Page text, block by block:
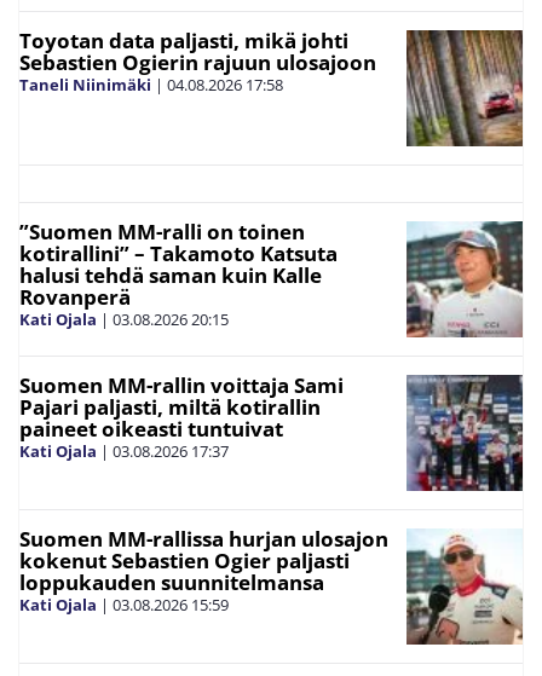
Toyotan data paljasti, mikä johti
Sebastien Ogierin rajuun ulosajoon
Taneli Niinimäki | 04.08.2026 17:58
”Suomen MM-ralli on toinen
kotirallini” – Takamoto Katsuta
halusi tehdä saman kuin Kalle
Rovanperä
Kati Ojala | 03.08.202620:15
Suomen MM-rallin voittaja Sami
Pajari paljasti, miltä kotirallin
paineet oikeasti tuntuivat
Kati Ojala | 03.08.2026 17:37
Suomen MM-rallissa hurjan ulosajon
kokenut Sebastien Ogier paljasti
loppukauden suunnitelmansa
Kati Ojala | 03.08.2026 15:59